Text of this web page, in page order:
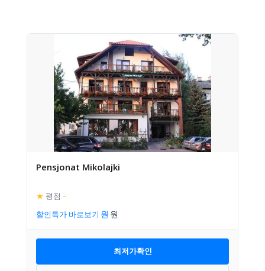
Pensjonat Mikolajki
★ 평점 –
할인특가 바로보기
최저가확인